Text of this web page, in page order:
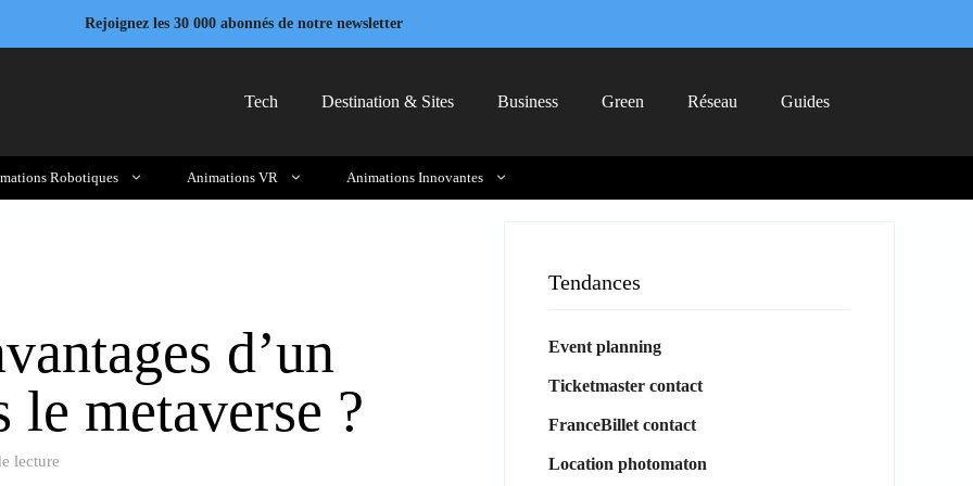
Rejoignez les 30 000 abonnés de notre newsletter
Tech Destination & Sites Business Green Réseau Guides
Robotiques Animations VR Animations Innovantes
d’un
le metaverse ?
lecture
Tendances
Event planning
Ticketmaster contact
FranceBillet contact
Location photomaton